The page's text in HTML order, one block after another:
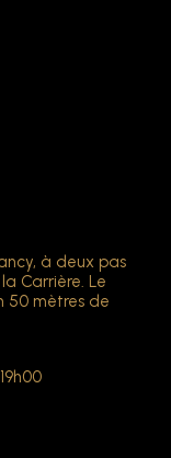
à deux pas
Carrière. Le
50 mètres de